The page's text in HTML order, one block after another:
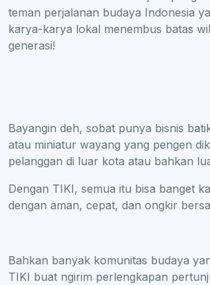
teman perjalanan budaya Indonesia
karya-karya lokal menembus batas
generasi!
Bayangin deh, sobat punya bisnis
atau miniatur wayang yang pengen
pelanggan di luar kota atau bahkan
Dengan TIKI, semua itu bisa banget
dengan aman, cepat, dan ongkir
Bahkan banyak komunitas budaya
TIKI buat ngirim perlengkapan